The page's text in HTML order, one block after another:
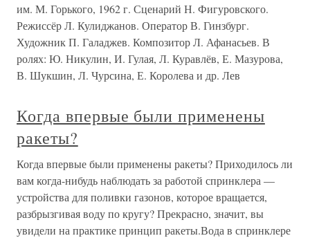
им. М. Горького, 1962 г. Сценарий Н. Фигуровского.
Режиссёр Л. Кулиджанов. Оператор В. Гинзбург.
Художник П. Галаджев. Композитор Л. Афанасьев. В
ролях: Ю. Никулин, И. Гулая, Л. Куравлёв, Е. Мазурова,
В. Шукшин, Л. Чурсина, Е. Королева и др. Лев
Когда впервые были применены
ракеты?
Когда впервые были применены ракеты? Приходилось ли
вам когда-нибудь наблюдать за работой спринклера —
устройства для поливки газонов, которое вращается,
разбрызгивая воду по кругу? Прекрасно, значит, вы
увидели на практике принцип ракеты.Вода в спринклере